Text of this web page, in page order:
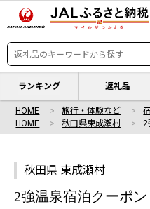
ランキング 返礼品
HOME 旅行・体験など
HOME
秋田県東成瀬村 2
秋田県 東成瀬村
2強温泉宿泊クーポ